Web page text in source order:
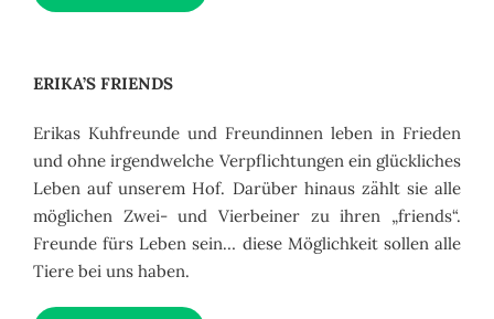
ERIKA’S FRIENDS
Erikas Kuhfreunde und Freundinnen leben in Frieden
und ohne irgendwelche Verpflichtungen ein glückliches
Leben auf unserem Hof. Darüber hinaus zählt sie alle
möglichen Zwei- und Vierbeiner zu ihren „friends“.
Freunde fürs Leben sein… diese Möglichkeit sollen alle
Tiere bei uns haben.